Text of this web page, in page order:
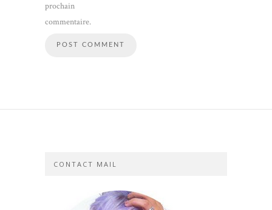
prochain
commentaire.
CONTACT MAIL